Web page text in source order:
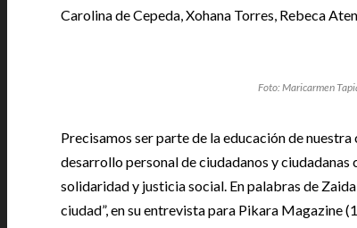
Carolina de Cepeda, Xohana Torres, Rebeca
Foto: Maricarmen
Precisamos ser parte de la educación de
desarrollo personal de ciudadanos y
solidaridad y justicia social. En palabras de
ciudad”, en su entrevista para Pikara Magazine